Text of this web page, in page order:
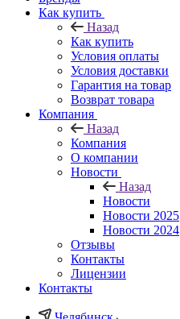
Как купить
Назад
Как купить
Условия оплаты
Условия доставки
Гарантия на товар
Возврат товара
Компания
Назад
Компания
О компании
Новости
Назад
Новости
Новости 2025
Новости 2024
Отзывы
Контакты
Лицензии
Контакты